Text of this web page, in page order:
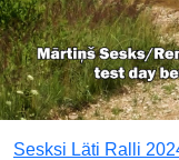
Sesksi Läti Ralli